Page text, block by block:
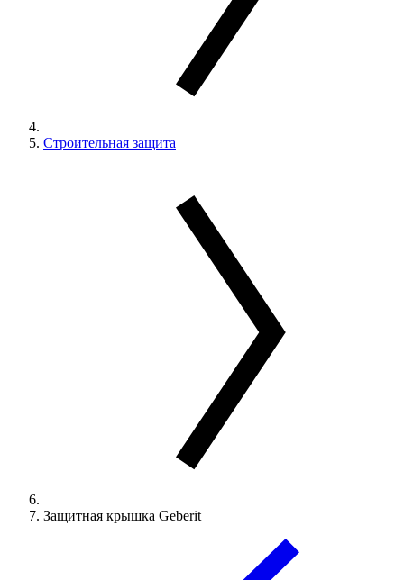
Строительная защита
Защитная крышка Geberit